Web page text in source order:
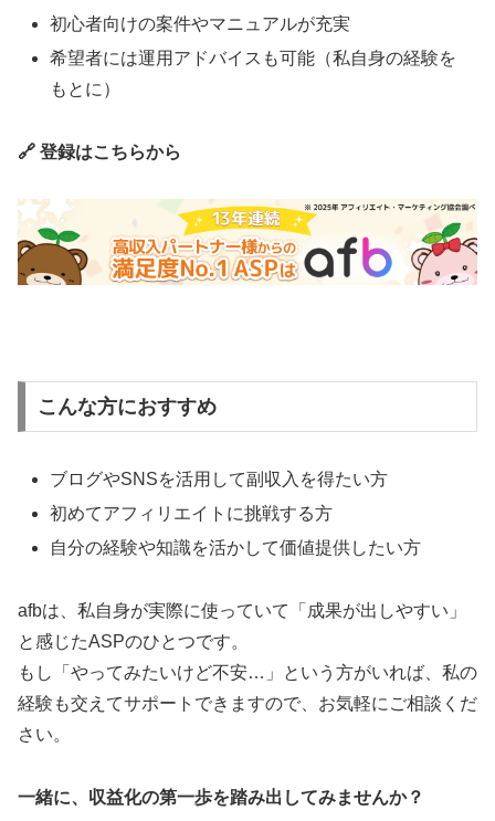
初心者向けの案件やマニュアルが充実
希望者には運用アドバイスも可能（私自身の経験を
もとに）
🔗 登録はこちらから
こんな方におすすめ
ブログやSNSを活用して副収入を得たい方
初めてアフィリエイトに挑戦する方
自分の経験や知識を活かして価値提供したい方
afbは、私自身が実際に使っていて「成果が出しやすい」
と感じたASPのひとつです。
もし「やってみたいけど不安…」という方がいれば、私の
経験も交えてサポートできますので、お気軽にご相談くだ
さい。
一緒に、収益化の第一歩を踏み出してみませんか？